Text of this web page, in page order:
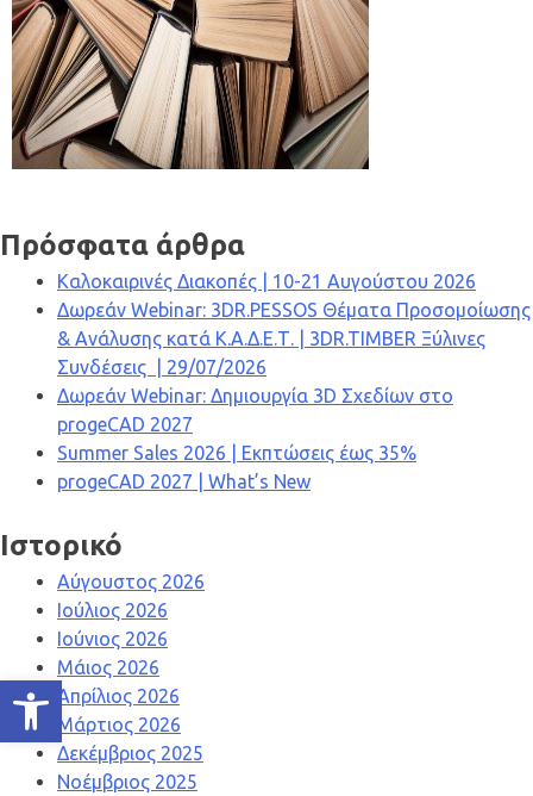
Ανοίξτε τη γραμμή εργαλείων
Πρόσφατα άρθρα
Καλοκαιρινές Διακοπές | 10-21 Αυγούστου 2026
Δωρεάν Webinar: 3DR.PESSOS Θέματα Προσομοίωσης
& Ανάλυσης κατά Κ.Α.Δ.Ε.Τ. | 3DR.TIMBER Ξύλινες
Συνδέσεις | 29/07/2026
Δωρεάν Webinar: Δημιουργία 3D Σχεδίων στο
progeCAD 2027
Summer Sales 2026 | Εκπτώσεις έως 35%
progeCAD 2027 | What’s New
Ιστορικό
Αύγουστος 2026
Ιούλιος 2026
Ιούνιος 2026
Μάιος 2026
Απρίλιος 2026
Μάρτιος 2026
Δεκέμβριος 2025
Νοέμβριος 2025